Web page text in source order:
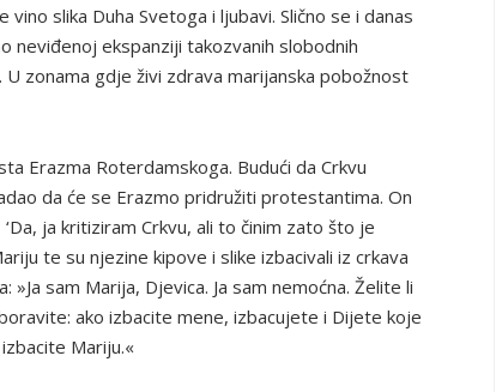
slika Duha Svetoga i ljubavi. Slično se i danas
neviđenoj ekspanziji takozvanih slobodnih
zonama gdje živi zdrava marijanska pobožnost
Erazma Roterdamskoga. Budući da Crkvu
da će se Erazmo pridružiti protestantima. On
ja kritiziram Crkvu, ali to činim zato što je
te su njezine kipove i slike izbacivali iz crkava
sam Marija, Djevica. Ja sam nemoćna. Želite li
ako izbacite mene, izbacujete i Dijete koje
Mariju.«